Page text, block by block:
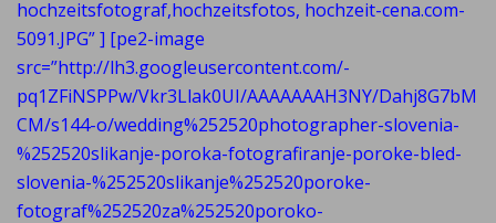
hochzeitsfotograf,hochzeitsfotos, hochzeit-cena.com-
5091.JPG” ] [pe2-image
src=”http://lh3.googleusercontent.com/-
pq1ZFiNSPPw/Vkr3Llak0UI/AAAAAAAH3NY/Dahj8G7bM
CM/s144-o/wedding%252520photographer-slovenia-
%252520slikanje-poroka-fotografiranje-poroke-bled-
slovenia-%252520slikanje%252520poroke-
fotograf%252520za%252520poroko-